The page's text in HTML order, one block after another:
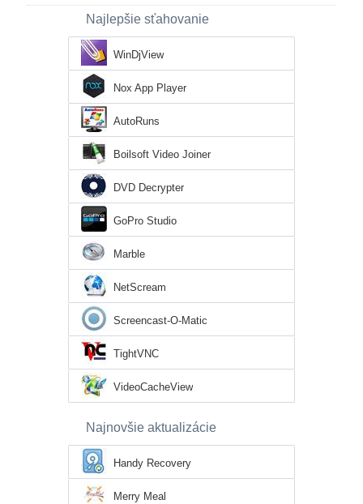
Najlepšie sťahovanie
WinDjView
Nox App Player
AutoRuns
Boilsoft Video Joiner
DVD Decrypter
GoPro Studio
Marble
NetScream
Screencast-O-Matic
TightVNC
VideoCacheView
Najnovšie aktualizácie
Handy Recovery
Merry Meal